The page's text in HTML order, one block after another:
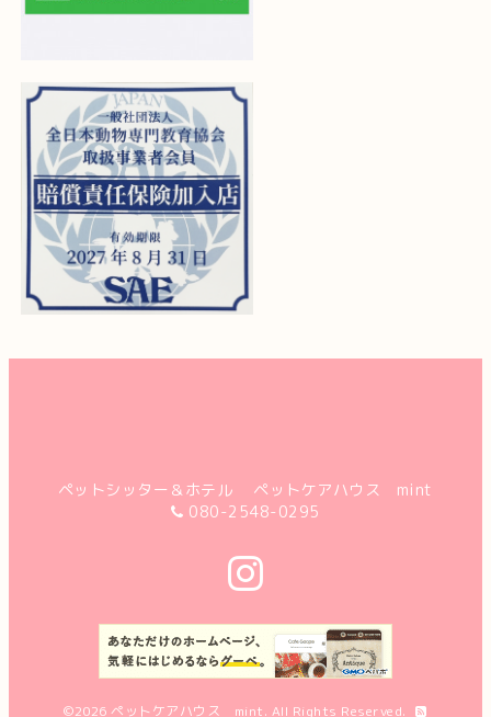
ペットシッター＆ホテル ペットケアハウス mint
080-2548-0295
©2026ペットケアハウス mint. All Rights Reserved.